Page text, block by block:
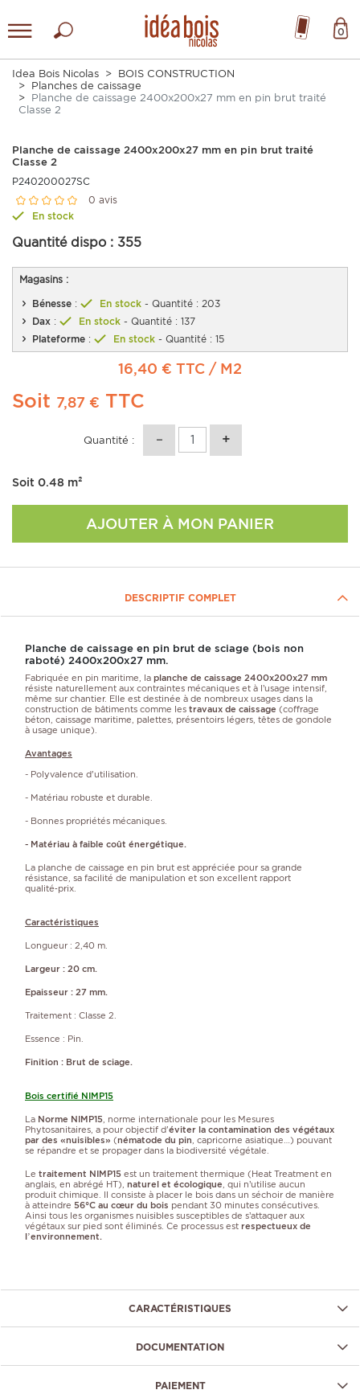
0
Idea Bois Nicolas
BOIS CONSTRUCTION
Planches de caissage
Planche de caissage 2400x200x27 mm en pin brut traité
Classe 2
Planche de caissage 2400x200x27 mm en pin brut traité
Classe 2
P240200027SC
0 avis
En stock
Quantité dispo : 355
Magasins :
Bénesse : En stock - Quantité : 203
Dax : En stock - Quantité : 137
Plateforme : En stock - Quantité : 15
16,40 € TTC / M2
Soit 7,87 € TTC
Quantité :
Soit 0.48 m²
AJOUTER À MON PANIER
DESCRIPTIF COMPLET
Planche de caissage en pin brut de sciage (bois non
raboté) 2400x200x27 mm.
Fabriquée en pin maritime, la planche de caissage 2400x200x27 mm
résiste naturellement aux contraintes mécaniques et à l’usage intensif,
même sur chantier. Elle est destinée à de nombreux usages dans la
construction de bâtiments comme les travaux de caissage (coffrage
béton, caissage maritime, palettes, présentoirs légers, têtes de gondole
à usage unique).
Avantages
- Polyvalence d'utilisation.
- Matériau robuste et durable.
- Bonnes propriétés mécaniques.
- Matériau à faible coût énergétique.
La planche de caissage en pin brut est appréciée pour sa grande
résistance, sa facilité de manipulation et son excellent rapport
qualité‑prix.
Caractéristiques
Longueur : 2,40 m.
Largeur : 20 cm.
Epaisseur : 27 mm.
Traitement : Classe 2.
Essence : Pin.
Finition : Brut de sciage.
Bois certifié NIMP15
La Norme NIMP15 , norme internationale pour les Mesures
Phytosanitaires, a pour objectif d'éviter la contamination des végétaux
par des «nuisibles» (nématode du pin , capricorne asiatique…) pouvant
se répandre et se propager dans la biodiversité végétale.
Le traitement NIMP15 est un traitement thermique (Heat Treatment en
anglais, en abrégé HT), naturel et écologique , qui n’utilise aucun
produit chimique. Il consiste à placer le bois dans un séchoir de manière
à atteindre 56°C au cœur du bois pendant 30 minutes consécutives.
Ainsi tous les organismes nuisibles susceptibles de s’attaquer aux
végétaux sur pied sont éliminés. Ce processus est respectueux de
l’environnement.
CARACTÉRISTIQUES
DOCUMENTATION
PAIEMENT